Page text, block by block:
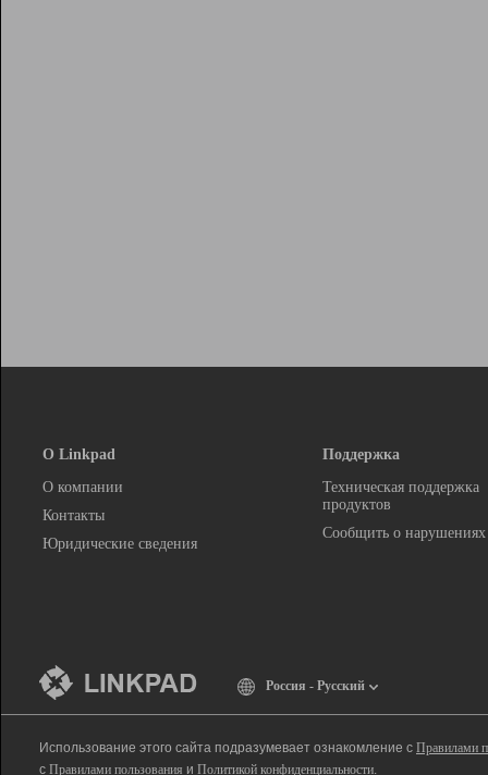
О Linkpad
О компании
Контакты
Юридические сведения
Поддержка
Техническая поддержка
продуктов
Сообщить о нарушениях
Россия - Русский
Использование этого сайта подразумевает ознакомление с Правилами
с Правилами пользования и Политикой конфиденциальности.